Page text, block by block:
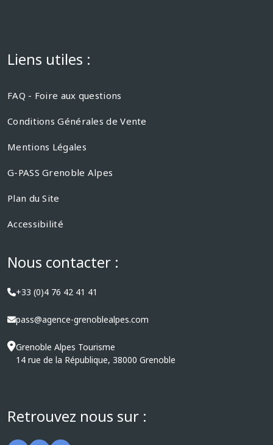
Liens utiles :
FAQ - Foire aux questions
Conditions Générales de Vente
Mentions Légales
G-PASS Grenoble Alpes
Plan du Site
Accessibilité
Nous contacter :
+33 (0)4 76 42 41 41
pass@agence-grenoblealpes.com
Grenoble Alpes Tourisme
14 rue de la République, 38000 Grenoble
Retrouvez nous sur :